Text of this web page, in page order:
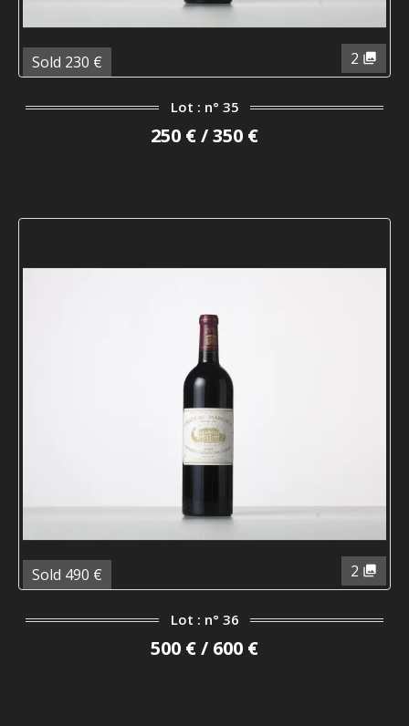
2
Sold 230 €
Lot : n° 35
250 € / 350 €
2
Sold 490 €
Lot : n° 36
500 € / 600 €